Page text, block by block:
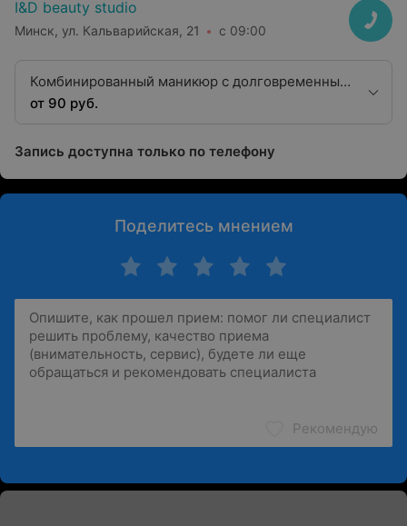
I&D beauty studio
Минск, ул. Кальварийская, 21 с 09:00
Комбинированный маникюр с долговременным
покрытием однотонным
от 90 руб.
Запись доступна только по телефону
Поделитесь мнением
Рекомендую